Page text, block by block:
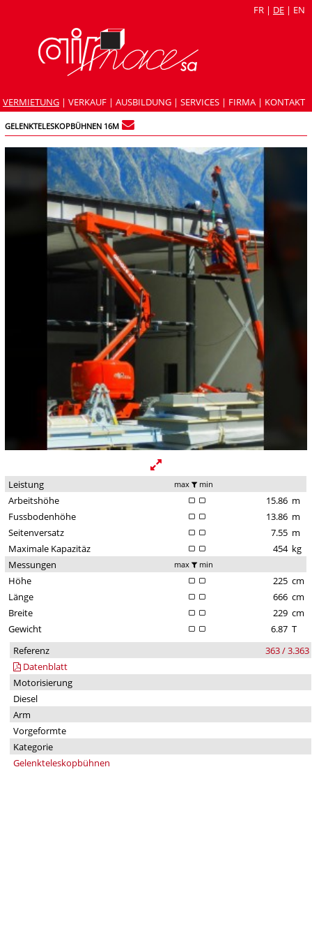
FR | DE | EN
VERMIETUNG | VERKAUF | AUSBILDUNG | SERVICES | FIRMA | KONTAKT
GELENKTELESKOPBÜHNEN 16M
Leistung max min
Arbeitshöhe 15.86 m
Fussbodenhöhe
13.86 m
Seitenversatz
7.55 m
Maximale Kapazitäz
454 kg
Messungen
max min
Höhe 225 cm
Länge
666 cm
Breite
229 cm
Gewicht
6.87 T
Referenz
363 / 3.363
Datenblatt
Motorisierung
Diesel
Arm
Vorgeformte
Kategorie
Gelenkteleskopbühnen